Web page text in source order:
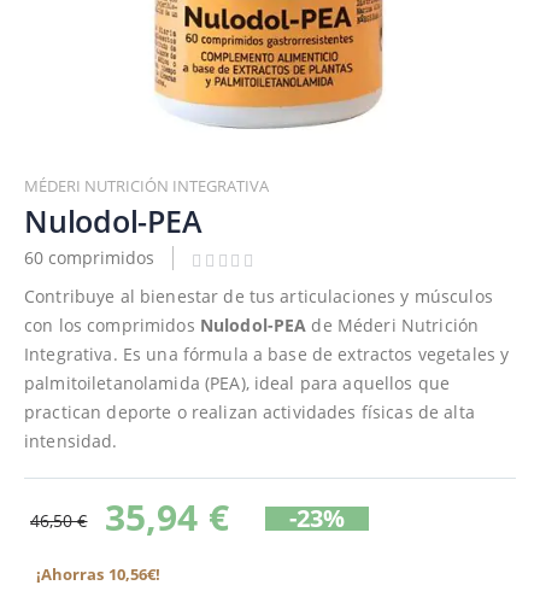
al
comienzo
de
la
galería
imágenes
MÉDERI NUTRICIÓN INTEGRATIVA
Nulodol-PEA
60 comprimidos
Contribuye al bienestar de tus articulaciones y músculos
con los comprimidos Nulodol-PEA de Méderi Nutrición
Integrativa. Es una fórmula a base de extractos vegetales y
palmitoiletanolamida (PEA), ideal para aquellos que
practican deporte o realizan actividades físicas de alta
intensidad.
46,50 € 35,94 € -23%
¡Ahorras 10,56€!